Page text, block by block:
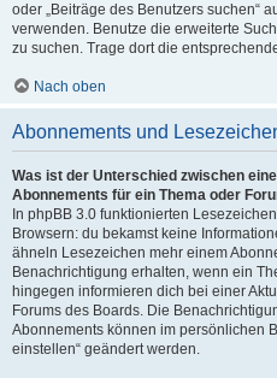
oder „Beiträge des Benutzers suchen“
verwenden. Benutze die erweiterte
zu suchen. Trage dort die
Nach oben
Abonnements und
Was ist der Unterschied zwischen
Abonnements für ein Thema oder
In phpBB 3.0 funktionierten
Browsern: du bekamst keine
ähneln Lesezeichen mehr einem
Benachrichtigung erhalten, wenn ein
hingegen informieren dich bei einer
Forums des Boards. Die
Abonnements können im persönlichen
einstellen“ geändert werden.